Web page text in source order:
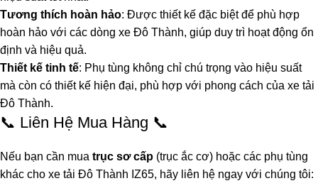
Tương thích hoàn hảo: Được thiết kế đặc biệt để phù hợp
hoàn hảo với các dòng xe Đô Thành, giúp duy trì hoạt động ổn
định và hiệu quả.
Thiết kế tinh tế: Phụ tùng không chỉ chú trọng vào hiệu suất
mà còn có thiết kế hiện đại, phù hợp với phong cách của xe tải
Đô Thành.
📞 Liên Hệ Mua Hàng 📞
Nếu bạn cần mua trục sơ cấp (trục ắc cơ) hoặc các phụ tùng
khác cho xe tải Đô Thành IZ65, hãy liên hệ ngay với chúng tôi: